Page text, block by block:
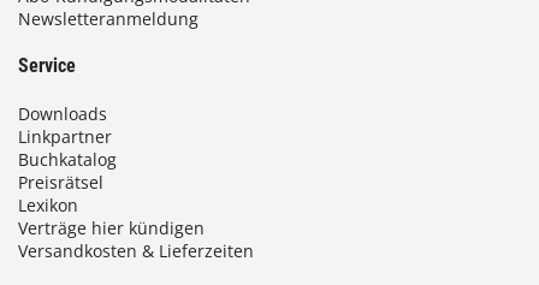
Newsletteranmeldung
Service
Downloads
Linkpartner
Buchkatalog
Preisrätsel
Lexikon
Verträge hier kündigen
Versandkosten & Lieferzeiten